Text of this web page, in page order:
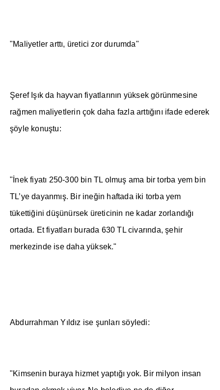
"Maliyetler arttı, üretici zor durumda"
Şeref Işık da hayvan fiyatlarının yüksek görünmesine
rağmen maliyetlerin çok daha fazla arttığını ifade ederek
şöyle konuştu:
" nek fiyatı 250-300 bin TL olmuş ama bir torba yem bin
TL’ye dayanmış. Bir ineğin haftada iki torba yem
tükettiğini düşünürsek üreticinin ne kadar zorlandığı
ortada. Et fiyatları burada 630 TL civarında,şehir
merkezinde ise daha yüksek."
Abdurrahman Yı ldız ise şunları söyledi:
"Kimsenin buraya hizmet yaptığı yok. Bir milyon insan